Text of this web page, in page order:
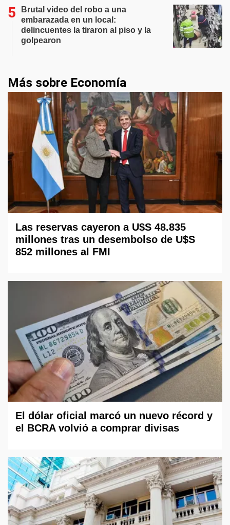
Brutal video del robo a una
embarazada en un local:
delincuentes la tiraron al piso y la
golpearon
Más sobre Economía
Las reservas cayeron a U$S 48.835
millones tras un desembolso de U$S
852 millones al FMI
El dólar oficial marcó un nuevo récord y
el BCRA volvió a comprar divisas